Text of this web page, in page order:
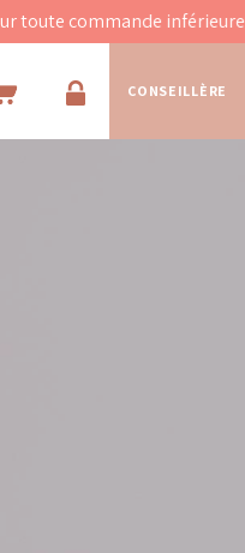
inférieure)
CONSEILLÈRE